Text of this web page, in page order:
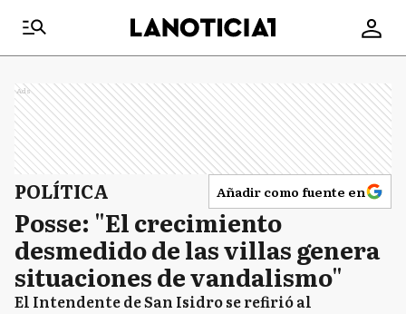
Ads
POLÍTICA Añadir como fuente en
Posse: "El crecimiento
desmedido de las villas genera
situaciones de vandalismo"
El Intendente de San Isidro se refirió al